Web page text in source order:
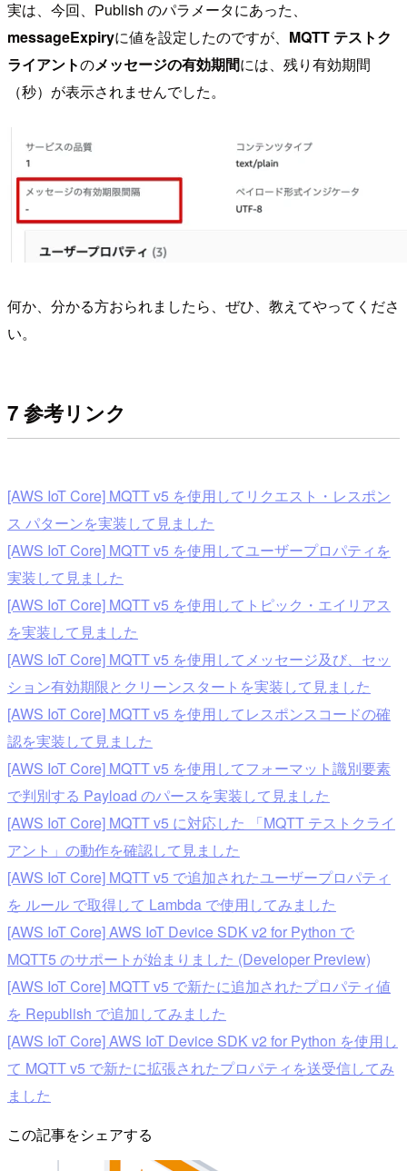
実は、今回、Publish のパラメータにあった、
messageExpiryに値を設定したのですが、 MQTT テストク
ライアントのメッセージの有効期間には、残り有効期間
（秒）が表示されませんでした。
何か、分かる方おられましたら、ぜひ、教えてやってくださ
い。
7 参考リンク
[AWS IoT Core] MQTT v5 を使用してリクエスト・レスポン
ス パターンを実装して見ました
[AWS IoT Core] MQTT v5 を使用してユーザープロパティを
実装して見ました
[AWS IoT Core] MQTT v5 を使用してトピック・エイリアス
を実装して見ました
[AWS IoT Core] MQTT v5 を使用してメッセージ及び、セッ
ション有効期限とクリーンスタートを実装して見ました
[AWS IoT Core] MQTT v5 を使用してレスポンスコードの確
認を実装して見ました
[AWS IoT Core] MQTT v5 を使用してフォーマット識別要素
で判別する Payload のパースを実装して見ました
[AWS IoT Core] MQTT v5 に対応した 「MQTT テストクライ
アント」の動作を確認して見ました
[AWS IoT Core] MQTT v5 で追加されたユーザープロパティ
を ルール で取得して Lambda で使用してみました
[AWS IoT Core] AWS IoT Device SDK v2 for Python で
MQTT5 のサポートが始まりました (Developer Preview)
[AWS IoT Core] MQTT v5 で新たに追加されたプロパティ値
を Republish で追加してみました
[AWS IoT Core] AWS IoT Device SDK v2 for Python を使用し
て MQTT v5 で新たに拡張されたプロパティを送受信してみ
ました
この記事をシェアする